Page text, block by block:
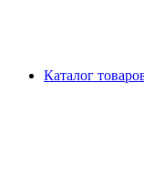
Каталог